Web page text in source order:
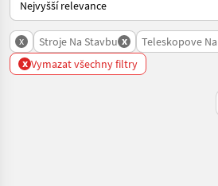
x Stroje Na Stavbu x Teleskopove
x Vymazat všechny filtry